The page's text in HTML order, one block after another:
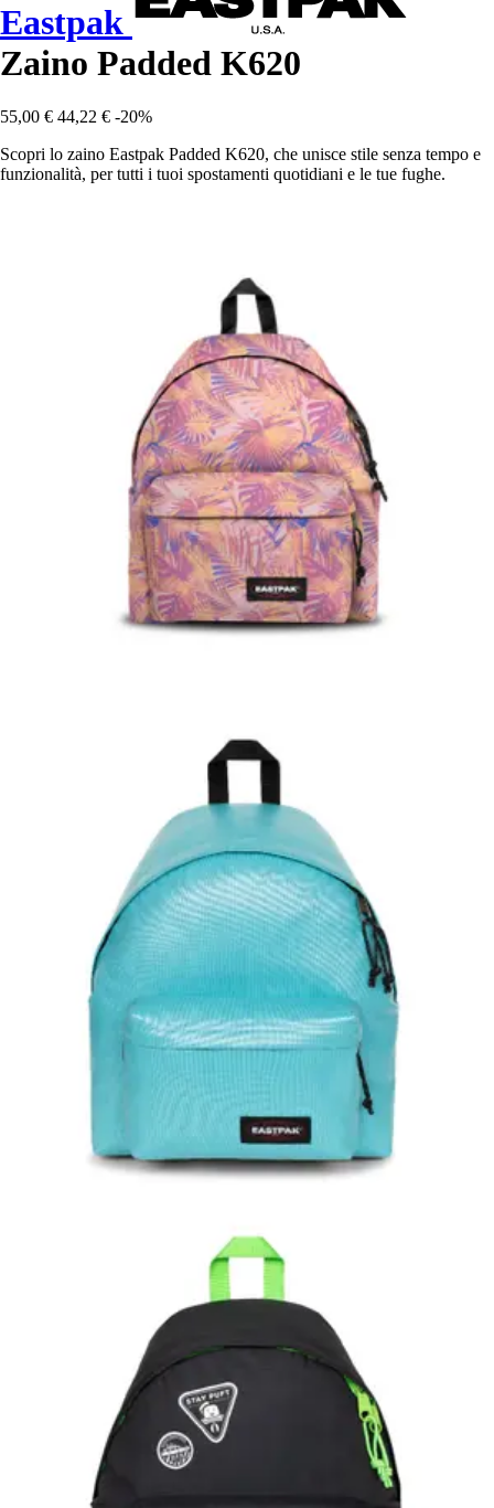
Eastpak
Zaino Padded K620
55,00 € 44,22 € -20%
Scopri lo zaino Eastpak Padded K620, che unisce stile senza tempo e
funzionalità, per tutti i tuoi spostamenti quotidiani e le tue fughe.